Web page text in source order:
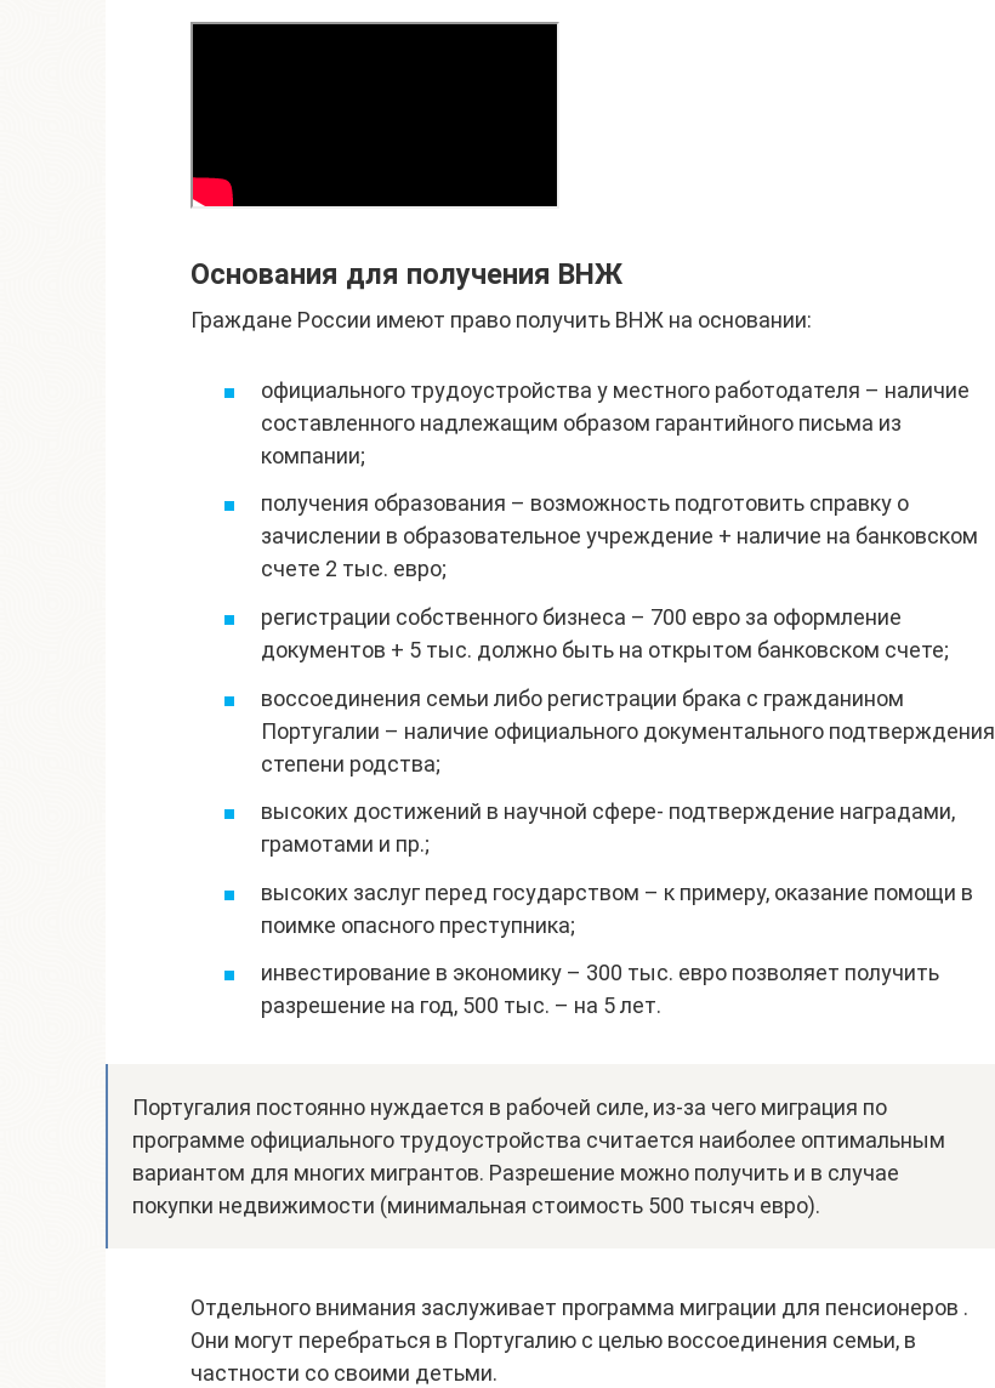
Основания для получения ВНЖ
Граждане России имеют право получить ВНЖ на основании:
официального трудоустройства у местного работодателя – наличие
составленного надлежащим образом гарантийного письма из
компании;
получения образования – возможность подготовить справку о
зачислении в образовательное учреждение + наличие на банковском
счете 2 тыс. евро;
регистрации собственного бизнеса – 700 евро за оформление
документов + 5 тыс. должно быть на открытом банковском счете;
воссоединения семьи либо регистрации брака с гражданином
Португалии – наличие официального документального подтверждения
степени родства;
высоких достижений в научной сфере- подтверждение наградами,
грамотами и пр.;
высоких заслуг перед государством – к примеру, оказание помощи в
поимке опасного преступника;
инвестирование в экономику – 300 тыс. евро позволяет получить
разрешение на год, 500 тыс. – на 5 лет.
Португалия постоянно нуждается в рабочей силе, из-за чего миграция по
программе официального трудоустройства считается наиболее оптимальным
вариантом для многих мигрантов. Разрешение можно получить и в случае
покупки недвижимости (минимальная стоимость 500 тысяч евро).
Отдельного внимания заслуживает программа миграции для пенсионеров .
Они могут перебраться в Португалию с целью воссоединения семьи, в
частности со своими детьми.